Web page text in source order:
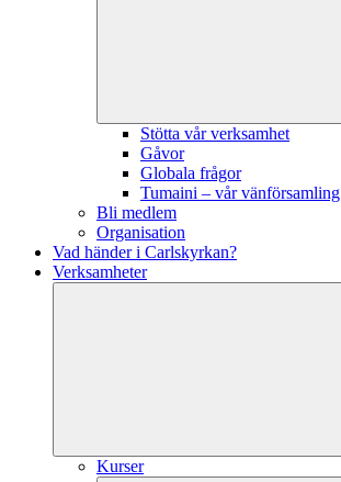
Stötta vår verksamhet
Gåvor
Globala frågor
Tumaini – vår vänförsamling
Bli medlem
Organisation
Vad händer i Carlskyrkan?
Verksamheter
Kurser